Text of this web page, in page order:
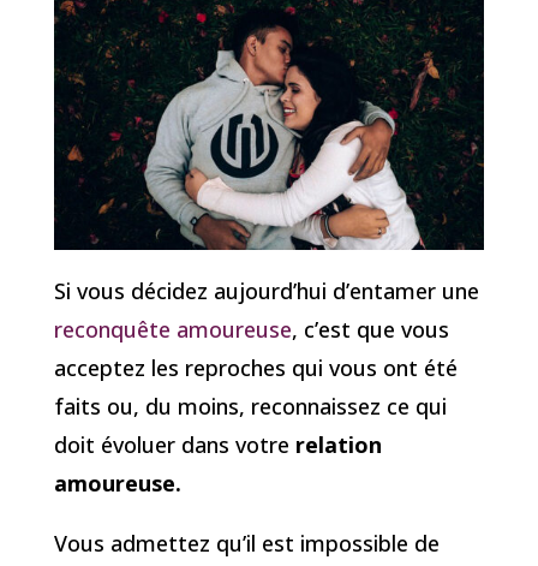
Si vous décidez aujourd’hui d’entamer une
reconquête amoureuse, c’est que vous
acceptez les reproches qui vous ont été
faits ou, du moins, reconnaissez ce qui
doit évoluer dans votre relation
amoureuse.
Vous admettez qu’il est impossible de